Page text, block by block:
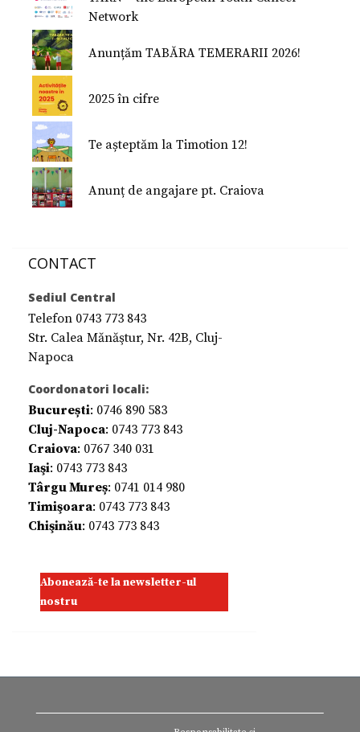
Studiu Temerarii
Nu Mi-e Frică!
Network
Anunțăm TABĂRA TEMERARII 2026!
2025 în cifre
Te așteptăm la Timotion 12!
Anunț de angajare pt. Craiova
CONTACT
Sediul Central
Telefon 0743 773 843
Str. Calea Mănăştur, Nr. 42B, Cluj-
Napoca
Coordonatori locali:
București: 0746 890 583
Cluj-Napoca: 0743 773 843
Craiova: 0767 340 031
Iaşi: 0743 773 843
Târgu Mureș: 0741 014 980
Timişoara: 0743 773 843
Chişinău: 0743 773 843
Abonează-te la newsletter-ul
nostru